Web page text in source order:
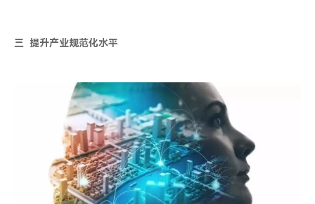
三 提升产业规范化水平